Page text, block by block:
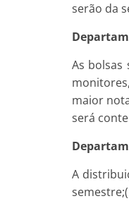
serão da
As bolsas
maior
será
A